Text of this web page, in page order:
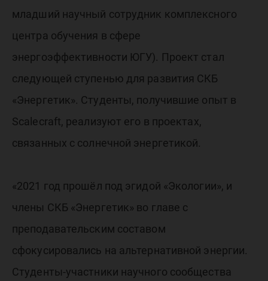
младший научный сотрудник комплексного
центра обучения в сфере
энергоэффективности ЮГУ). Проект стал
следующей ступенью для развития СКБ
«Энергетик». Студенты, получившие опыт в
Scalecraft, реализуют его в проектах,
связанных с солнечной энергетикой.
«2021 год прошёл под эгидой «Экологии», и
члены СКБ «Энергетик» во главе с
преподавательским составом
сфокусировались на альтернативной энергии.
Студенты-участники научного сообщества